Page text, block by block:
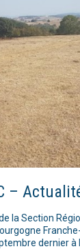
–
la Section
dernier à